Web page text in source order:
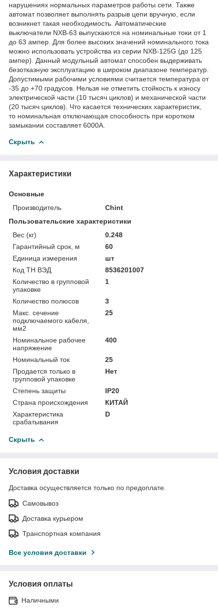
нарушениях нормальных параметров работы сети. Также
автомат позволяет выполнять разрыв цепи вручную, если
возникнет такая необходимость. Автоматические
выключатели NXB-63 выпускаются на номинальные токи от 1
до 63 ампер. Для более высоких значений номинального тока
можно использовать устройства из серии NXB-125G (до 125
ампер). Данный модульный автомат способен выдерживать
безотказную эксплуатацию в широком диапазоне температур.
Допустимыми рабочими условиями считается температура от
-35 до +70 градусов. Нельзя не отметить стойкость к износу
электрической части (10 тысяч циклов) и механической части
(20 тысяч циклов). Что касается технических характеристик,
то номинальная отключающая способность при коротком
замыкании составляет 6000А.
Скрыть
Характеристики
Основные
Производитель
Chint
Пользовательские характеристики
Вес (кг)
0.248
Гарантийный срок, м
60
Единица измерения
шт
Код ТН ВЭД
8536201007
Количество в групповой
упаковке
1
Количество полюсов
3
Макс. сечение
подключаемого кабеля,
мм2
25
Номинальное рабочее
напряжение
400
Номинальный ток
25
Продается только в
групповой упаковке
Нет
Степень защиты
IP20
Страна происхождения
КИТАЙ
Характеристика
срабатывания
D
Скрыть
Условия доставки
Доставка осуществляется только по предоплате.
Самовывоз
Доставка курьером
Транспортная компания
Все условия доставки
Условия оплаты
Наличными